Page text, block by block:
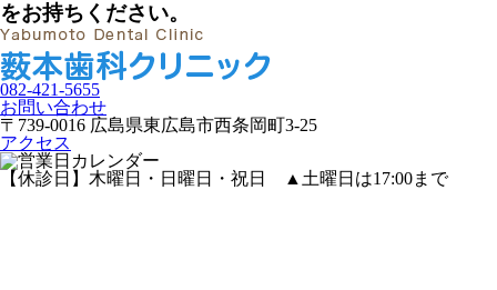
をお持ちください。
082-421-5655
お問い合わせ
〒739-0016 広島県東広島市西条岡町3-25
アクセス
【休診日】木曜日・日曜日・祝日
▲ 土曜日は17:00まで